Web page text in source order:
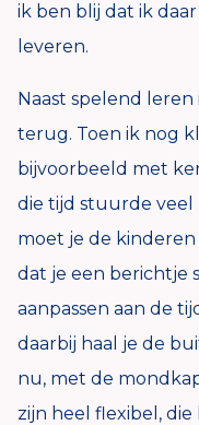
ik ben blij dat ik
leveren.
Naast spelend
terug. Toen ik nog
bijvoorbeeld met
die tijd stuurde veel
moet je de
dat je een berichtje
aanpassen aan de
daarbij haal je de
nu, met de
zijn heel flexibel,